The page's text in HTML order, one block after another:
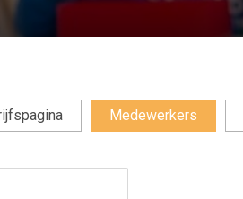
Medewerkers